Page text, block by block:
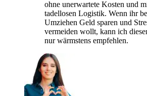
ohne unerwartete Kosten und
tadellosen Logistik. Wenn ihr
Umziehen Geld sparen und
vermeiden wollt, kann ich
nur wärmstens empfehlen.